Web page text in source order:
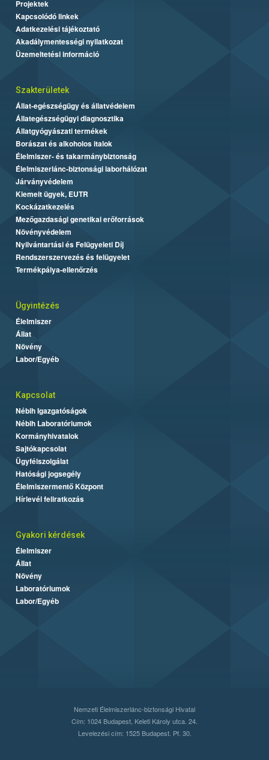
Projektek
Kapcsolódó linkek
Adatkezelési tájékoztató
Akadálymentességi nyilatkozat
Üzemeltetési információ
Szakterületek
Állat-egészségügy és állatvédelem
Állategészségügyi diagnosztika
Állatgyógyászati termékek
Borászat és alkoholos italok
Élelmiszer- és takarmánybiztonság
Élelmiszerlánc-biztonsági laborhálózat
Járványvédelem
Kiemelt ügyek, EUTR
Kockázatkezelés
Mezőgazdasági genetikai erőforrások
Növényvédelem
Nyilvántartási és Felügyeleti Díj
Rendszerszervezés és felügyelet
Termékpálya-ellenőrzés
Ügyintézés
Élelmiszer
Állat
Növény
Labor/Egyéb
Kapcsolat
Nébih Igazgatóságok
Nébih Laboratóriumok
Kormányhivatalok
Sajtókapcsolat
Ügyfélszolgálat
Hatósági jogsegély
Élelmiszermentő Központ
Hírlevél feliratkozás
Gyakori kérdések
Élelmiszer
Állat
Növény
Laboratóriumok
Labor/Egyéb
Nemzeti Élelmiszerlánc-biztonsági Hivatal
Cím: 1024 Budapest, Keleti Károly utca. 24.
Levelezési cím: 1525 Budapest. Pf. 30.